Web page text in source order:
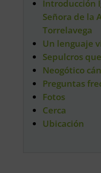
Introducción
Señora de la
Torrelavega
Un lenguaje
Sepulcros
Neogótico
Preguntas
Fotos
Cerca
Ubicación